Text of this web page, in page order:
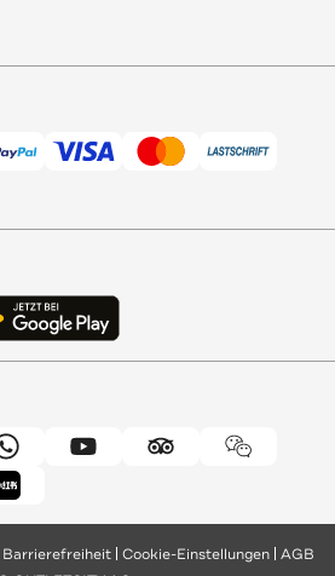
Barrierefreiheit Cookie-Einstellungen AGB